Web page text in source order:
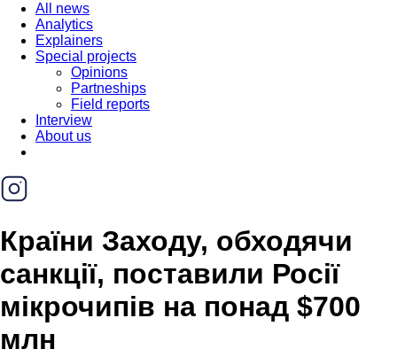
All news
Analytics
Explainers
Special projects
Opinions
Partneships
Field reports
Interview
About us
Країни Заходу, обходячи
санкції, поставили Росії
мікрочипів на понад $700
млн